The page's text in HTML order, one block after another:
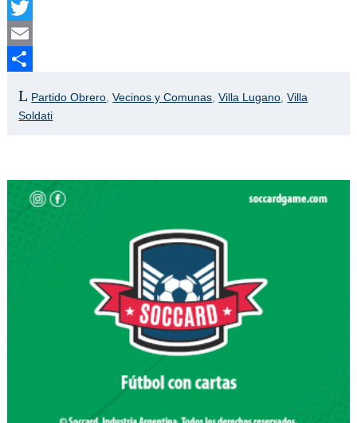
Facebook
Twitter
Email
Partido Obrero ,Vecinos y Comunas ,Villa Lugano ,Villa
Soldati